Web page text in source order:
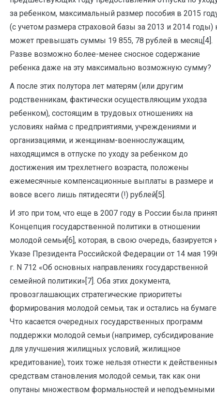
за ребенком, максимальный размер пособия в 2015
(с учетом размера страховой базы за 2013 и 2014 годы)
может превышать суммы 19 855, 78 рублей в месяц[4].
Разве возможно более-менее сносное содержание
ребенка даже на эту максимально возможную сумму?
А после этих полутора лет матерям (или другим
родственникам, фактически осуществляющим уходза
ребенком), состоящим в трудовых отношениях на
условиях найма с предприятиями, учреждениями и
организациями, и женщинам-военнослужащим,
находящимся в отпуске по уходу за ребенком до
достижения им трехлетнего возраста, положены
ежемесячные компенсационные выплаты в размере и
вовсе всего лишь пятидесяти (!) рублей[5].
И это при том, что еще в 2007 году в России была
Концепция государственной политики в отношении
молодой семьи[6], которая, в свою очередь, базируется
Указе Президента Российской Федерации от 14 мая
г. N 712 «Об основных направлениях государственной
семейной политики»[7]. Оба этих документа,
провозглашающих стратегические приоритеты
формирования молодой семьи, так и остались на
Что касается очередных государственных программ
поддержки молодой семьи (например, субсидирование
для улучшения жилищных условий, жилищное
кредитование), тоих тоже нельзя отнести к
средствам становления молодой семьи, так как они
опутаны множеством формальностей и неподъемными